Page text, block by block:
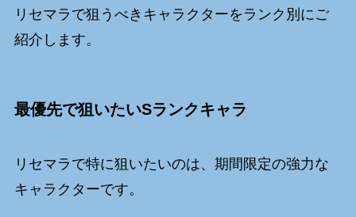
リセマラで狙うべきキャラクターをランク別にご
紹介します。
最優先で狙いたいSランクキャラ
リセマラで特に狙いたいのは、期間限定の強力な
キャラクターです。